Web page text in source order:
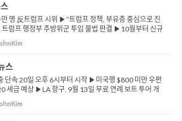
명 反트럼프 시위 ▶“트럼프 정책, 부유층 중심으로 진
럼프 행정부 주방위군 투입 불법 판결 ▶10월부터 신규
달러 부과 ▶비자 비용 인상, 미국 여행 침체 심화 우려 ...
스
단속 20일 오후 6시부터 시작 ▶미국행 $800 미만 우편
세금 예상 ▶LA 항구, 9월 13일 무료 연례 보트 투어 개
드 청소년 야구 경기, 코치-심판 난투극 발생 ▶캘리포니